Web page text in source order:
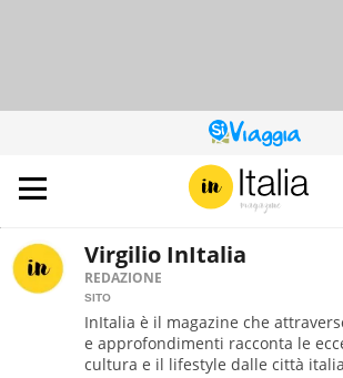
QUESTO
SITO
CONTRIBUISCE
ALL’AUDIENCE
DI
Virgilio InItalia
REDAZIONE
SITO
InItalia è il magazine che
e approfondimenti racconta le
cultura e il lifestyle dalle città